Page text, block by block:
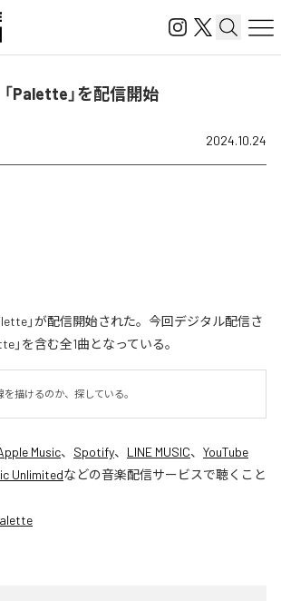
Palette」を配信開始
2024.10.24
」が配信開始された。今回デジタル配信さ
」を含む全1曲となっている。
描けるのか、探している。
Music、 Spotify、 LINE MUSIC、 YouTube
Unlimitedなどの音楽配信サービスで聴くこと